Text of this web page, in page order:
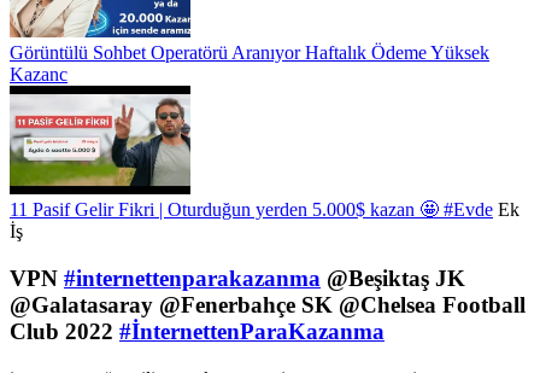
Görüntülü Sohbet Operatörü Aranıyor Haftalık Ödeme Yüksek
Kazanc
11 Pasif Gelir Fikri | Oturduğun yerden 5.000$ kazan 🤩 #Evde Ek
İş
VPN #internettenparakazanma @Beşiktaş JK
@Galatasaray @Fenerbahçe SK @Chelsea Football
Club 2022 #İnternettenParaKazanma